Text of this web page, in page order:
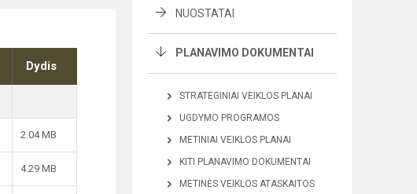
Dydis
2.04 MB
4.29 MB
NUOSTATAI
PLANAVIMO DOKUMENTAI
STRATEGINIAI VEIKLOS PLANAI
UGDYMO PROGRAMOS
METINIAI VEIKLOS PLANAI
KITI PLANAVIMO DOKUMENTAI
METINĖS VEIKLOS ATASKAITOS